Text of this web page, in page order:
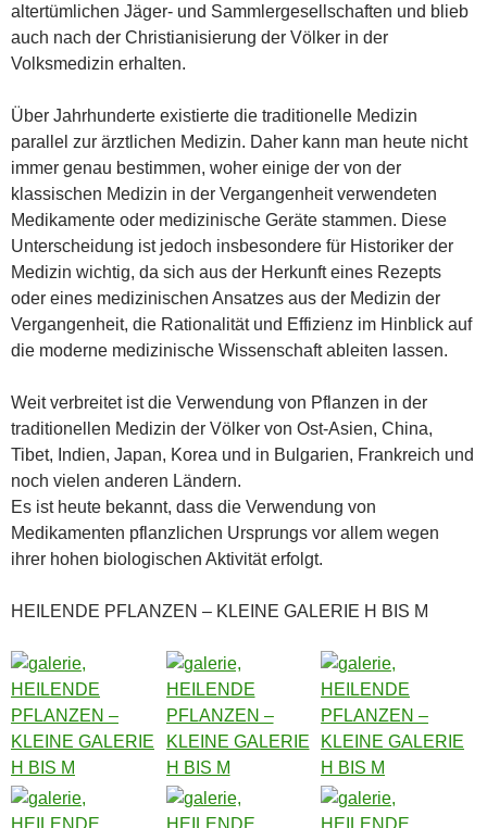
altertümlichen Jäger- und Sammlergesellschaften und blieb
auch nach der Christianisierung der Völker in der
Volksmedizin erhalten.
Über Jahrhunderte existierte die traditionelle Medizin
parallel zur ärztlichen Medizin. Daher kann man heute nicht
immer genau bestimmen, woher einige der von der
klassischen Medizin in der Vergangenheit verwendeten
Medikamente oder medizinische Geräte stammen. Diese
Unterscheidung ist jedoch insbesondere für Historiker der
Medizin wichtig, da sich aus der Herkunft eines Rezepts
oder eines medizinischen Ansatzes aus der Medizin der
Vergangenheit, die Rationalität und Effizienz im Hinblick auf
die moderne medizinische Wissenschaft ableiten lassen.
Weit verbreitet ist die Verwendung von Pflanzen in der
traditionellen Medizin der Völker von Ost-Asien, China,
Tibet, Indien, Japan, Korea und in Bulgarien, Frankreich und
noch vielen anderen Ländern.
Es ist heute bekannt, dass die Verwendung von
Medikamenten pflanzlichen Ursprungs vor allem wegen
ihrer hohen biologischen Aktivität erfolgt.
HEILENDE PFLANZEN – KLEINE GALERIE H BIS M